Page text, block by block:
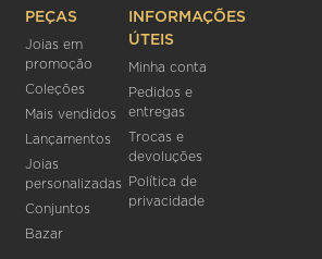
PEÇAS
Joias em
promoção
Coleções
Mais vendidos
Lançamentos
Joias
personalizadas
Conjuntos
Bazar
INFORMAÇÕES
ÚTEIS
Minha conta
Pedidos e
entregas
Trocas e
devoluções
Política de
privacidade